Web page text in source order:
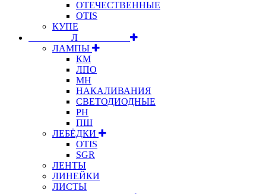
ОТЕЧЕСТВЕННЫЕ
OTIS
КУПЕ
⠀⠀⠀⠀⠀⠀Л⠀⠀⠀⠀⠀⠀⠀
ЛАМПЫ
КМ
ЛПО
МН
НАКАЛИВАНИЯ
СВЕТОДИОДНЫЕ
РН
ПШ
ЛЕБЁДКИ
OTIS
SGR
ЛЕНТЫ
ЛИНЕЙКИ
ЛИСТЫ